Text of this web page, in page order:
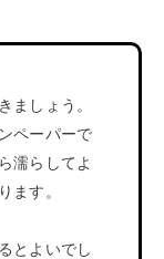
ましょう。
ペーパーで
濡らしてよ
ます。
とよいでし